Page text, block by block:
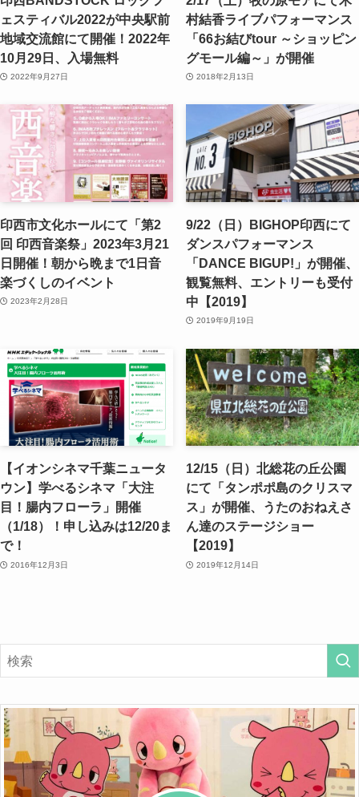
ェスティバル2022が中央駅前
地域交流館にて開催！2022年
10月29日、入場無料
2022年9月27日
村結香ライブパフォーマンス
「66お結びtour ～ショッピン
グモール編～」が開催
2018年2月13日
印西市文化ホールにて「第2
回 印西音楽祭」2023年3月21
日開催！朝から晩まで1日音
楽づくしのイベント
2023年2月28日
9/22（日）BIGHOP印西にて
ダンスパフォーマンス
「DANCE BIGUP!」が開催、
観覧無料、エントリーも受付
中【2019】
2019年9月19日
【イオンシネマ千葉ニュータ
ウン】学べるシネマ「大注
目！腸内フローラ」開催
（1/18）！申し込みは12/20ま
で！
2016年12月3日
12/15（日）北総花の丘公園
にて「タンポポ島のクリスマ
ス」が開催、うたのおねえさ
ん達のステージショー
【2019】
2019年12月14日